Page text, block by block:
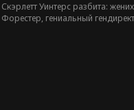
Скэрлетт Уинтерс разбита:
Форестер, гениальный